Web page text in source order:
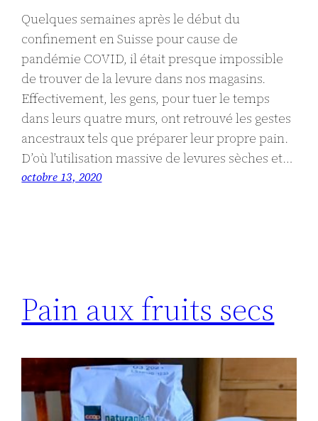
Quelques semaines après le début du
confinement en Suisse pour cause de
pandémie COVID, il était presque impossible
de trouver de la levure dans nos magasins.
Effectivement, les gens, pour tuer le temps
dans leurs quatre murs, ont retrouvé les gestes
ancestraux tels que préparer leur propre pain.
D’où l’utilisation massive de levures sèches et…
octobre 13, 2020
Pain aux fruits secs